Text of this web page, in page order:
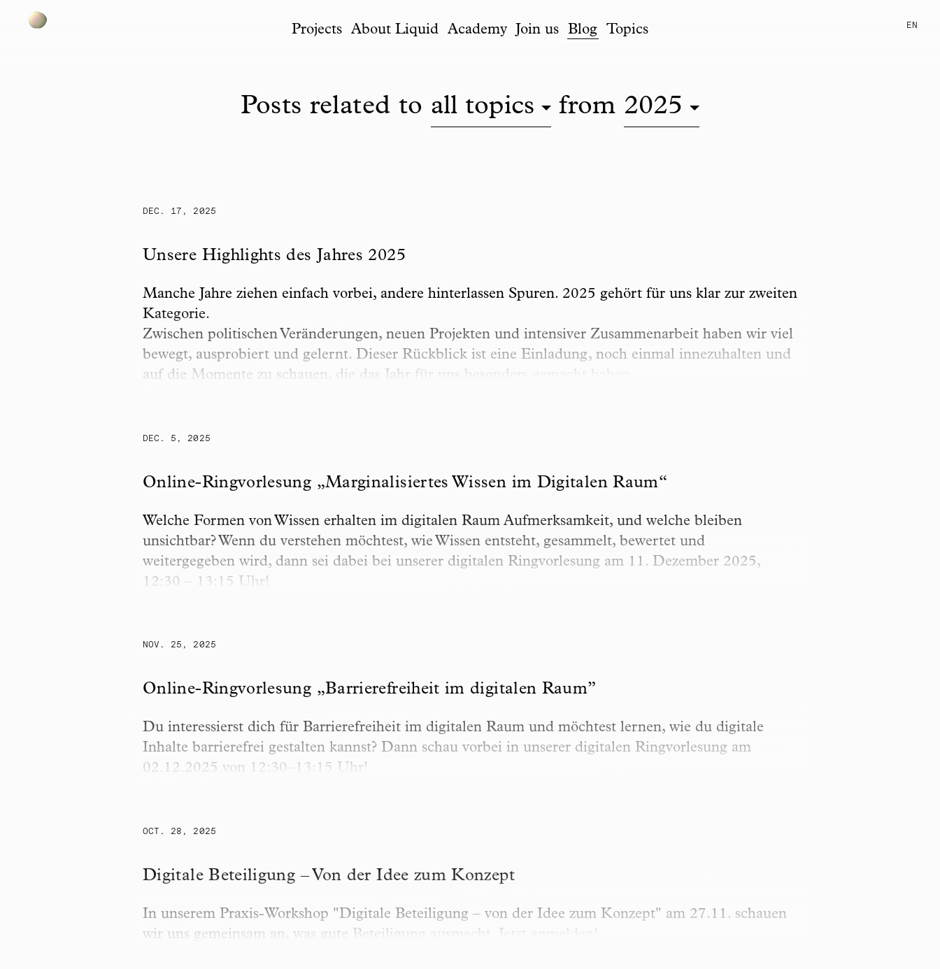
Projects About Liquid Academy Join us Blog Topics EN
Posts related to all topics from 2025
Unsere Highlights des Jahres 2025
DEC. 17, 2025
Unsere Highlights des Jahres 2025
Manche Jahre ziehen einfach vorbei, andere hinterlassen Spuren. 2025 gehört für uns klar zur zweiten
Kategorie.
Zwischen politischen Veränderungen, neuen Projekten und intensiver Zusammenarbeit haben wir viel
bewegt, ausprobiert und gelernt. Dieser Rückblick ist eine Einladung, noch einmal innezuhalten und
auf die Momente zu schauen, die das Jahr für uns besonders gemacht haben.
Online-Ringvorlesung „Marginalisiertes Wissen im Digitalen Raum“
DEC. 5, 2025
Online-Ringvorlesung „Marginalisiertes Wissen im Digitalen Raum“
Welche Formen von Wissen erhalten im digitalen Raum Aufmerksamkeit, und welche bleiben
unsichtbar? Wenn du verstehen möchtest, wie Wissen entsteht, gesammelt, bewertet und
weitergegeben wird, dann sei dabei bei unserer digitalen Ringvorlesung am 11. Dezember 2025,
12:30 – 13:15 Uhr!
Online-Ringvorlesung „Barrierefreiheit im digitalen Raum”
NOV. 25, 2025
Online-Ringvorlesung „Barrierefreiheit im digitalen Raum”
Du interessierst dich für Barrierefreiheit im digitalen Raum und möchtest lernen, wie du digitale
Inhalte barrierefrei gestalten kannst? Dann schau vorbei in unserer digitalen Ringvorlesung am
02.12.2025 von 12:30–13:15 Uhr!
Digitale Beteiligung – Von der Idee zum Konzept
OCT. 28, 2025
Digitale Beteiligung – Von der Idee zum Konzept
In unserem Praxis-Workshop "Digitale Beteiligung – von der Idee zum Konzept" am 27.11. schauen
wir uns gemeinsam an, was gute Beteiligung ausmacht. Jetzt anmelden!